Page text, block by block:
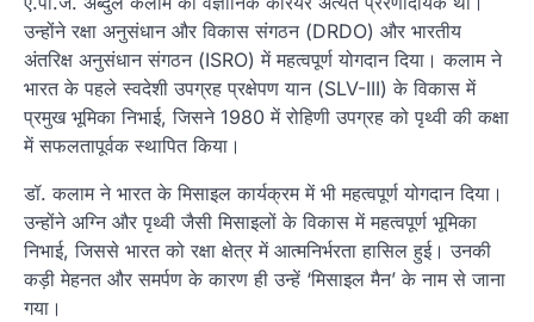
उन्होंने रक्षा अनुसंधान और विकास संगठन (DRDO) और भारतीय
अंतरिक्ष अनुसंधान संगठन (ISRO) में महत्वपूर्ण योगदान दिया। कलाम ने
भारत के पहले स्वदेशी उपग्रह प्रक्षेपण यान (SLV-III) के विकास में
प्रमुख भूमिका निभाई, जिसने 1980 में रोहिणी उपग्रह को पृथ्वी की कक्षा
में सफलतापूर्वक स्थापित किया।
डॉ. कलाम ने भारत के मिसाइल कार्यक्रम में भी महत्वपूर्ण योगदान दिया।
उन्होंने अग्नि और पृथ्वी जैसी मिसाइलों के विकास में महत्वपूर्ण भूमिका
निभाई, जिससे भारत को रक्षा क्षेत्र में आत्मनिर्भरता हासिल हुई। उनकी
कड़ी मेहनत और समर्पण के कारण ही उन्हें ‘मिसाइल मैन’ के नाम से जाना
गया।